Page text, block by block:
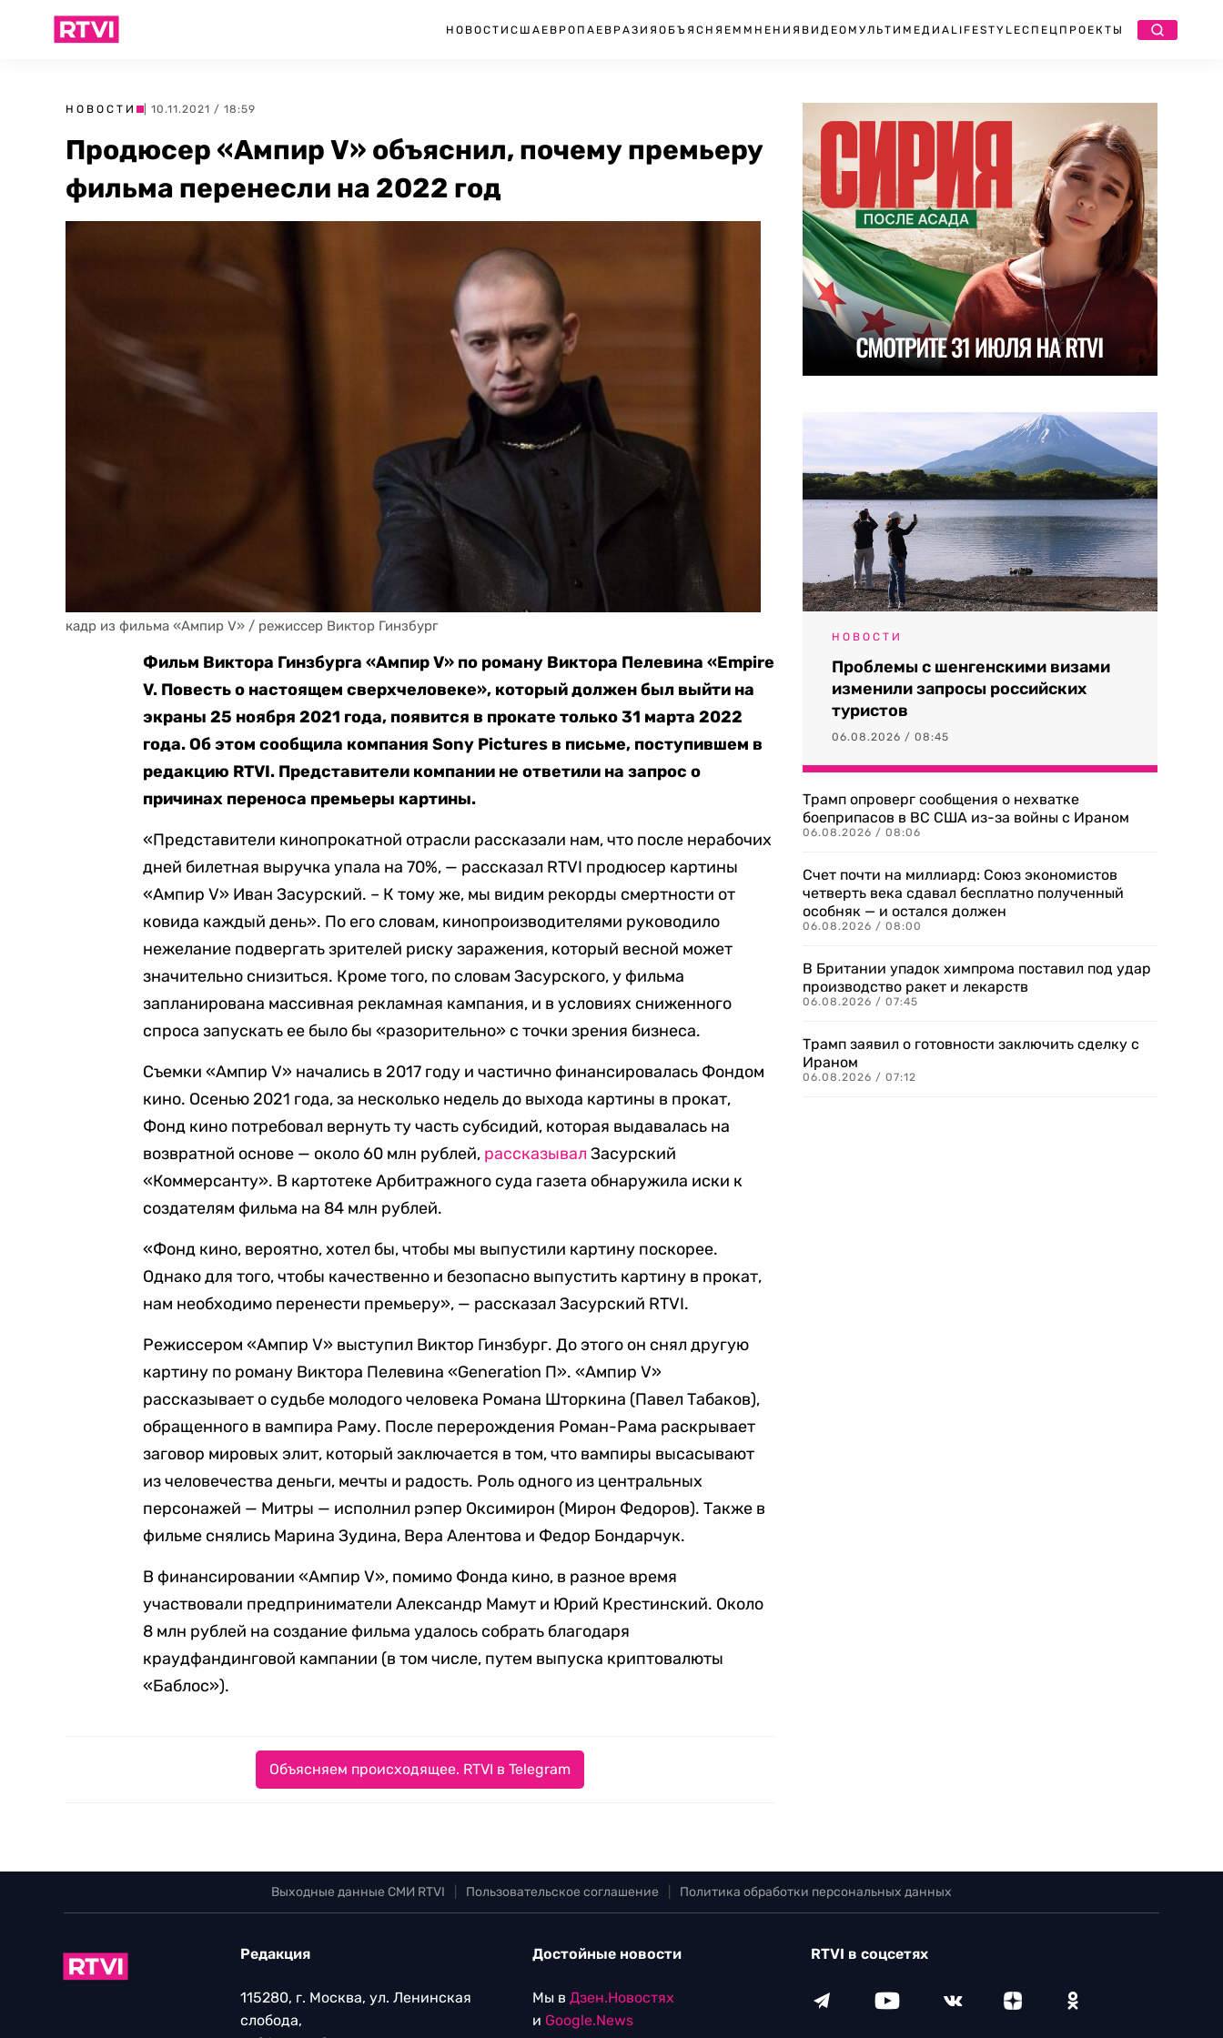
НОВОСТИ США ЕВРОПА ЕВРАЗИЯ ОБЪЯСНЯЕМ МНЕНИЯ ВИДЕО МУЛЬТИМЕДИА LIFESTYLEСПЕЦПРОЕКТЫ
НОВОСТИ | 10.11.2021 / 18:59
Продюсер «Ампир V» объяснил, почему премьеру
фильма перенесли на 2022 год
кадр из фильма «Ампир V» / режиссер Виктор Гинзбург
Фильм Виктора Гинзбурга «Ампир V» по роману Виктора Пелевина «Empire
V. Повесть о настоящем сверхчеловеке», который должен был выйти на
экраны 25 ноября 2021 года, появится в прокате только 31 марта 2022
года. Об этом сообщила компания Sony Pictures в письме, поступившем в
редакцию RTVI. Представители компании не ответили на запрос о
причинах переноса премьеры картины.
«Представители кинопрокатной отрасли рассказали нам, что после нерабочих
дней билетная выручка упала на 70%, — рассказал RTVI продюсер картины
«Ампир V» Иван Засурский. – К тому же, мы видим рекорды смертности от
ковида каждый день». По его словам, кинопроизводителями руководило
нежелание подвергать зрителей риску заражения, который весной может
значительно снизиться. Кроме того, по словам Засурского, у фильма
запланирована массивная рекламная кампания, и в условиях сниженного
спроса запускать ее было бы «разорительно» с точки зрения бизнеса.
Съемки «Ампир V» начались в 2017 году и частично финансировалась Фондом
кино. Осенью 2021 года, за несколько недель до выхода картины в прокат,
Фонд кино потребовал вернуть ту часть субсидий, которая выдавалась на
возвратной основе — около 60 млн рублей, рассказывал Засурский
«Коммерсанту». В картотеке Арбитражного суда газета обнаружила иски к
создателям фильма на 84 млн рублей.
«Фонд кино, вероятно, хотел бы, чтобы мы выпустили картину поскорее.
Однако для того, чтобы качественно и безопасно выпустить картину в прокат,
нам необходимо перенести премьеру», — рассказал Засурский RTVI.
Режиссером «Ампир V» выступил Виктор Гинзбург. До этого он снял другую
картину по роману Виктора Пелевина «Generation П». «Ампир V»
рассказывает о судьбе молодого человека Романа Шторкина (Павел Табаков),
обращенного в вампира Раму. После перерождения Роман-Рама раскрывает
заговор мировых элит, который заключается в том, что вампиры высасывают
из человечества деньги, мечты и радость. Роль одного из центральных
персонажей — Митры — исполнил рэпер Оксимирон (Мирон Федоров). Также в
фильме снялись Марина Зудина, Вера Алентова и Федор Бондарчук.
В финансировании «Ампир V», помимо Фонда кино, в разное время
участвовали предприниматели Александр Мамут и Юрий Крестинский. Около
8 млн рублей на создание фильма удалось собрать благодаря
краудфандинговой кампании (в том числе, путем выпуска криптовалюты
«Баблос»).
Объясняем происходящее. RTVI в Telegram
НОВОСТИ
Проблемы с шенгенскими визами
изменили запросы российских
туристов
06.08.2026 / 08:45
Трамп опроверг сообщения о нехватке
боеприпасов в ВС США из-за войны с Ираном
06.08.2026 / 08:06
Счет почти на миллиард: Союз экономистов
четверть века сдавал бесплатно полученный
особняк — и остался должен
06.08.2026 / 08:00
В Британии упадок химпрома поставил под удар
производство ракет и лекарств
06.08.2026 / 07:45
Трамп заявил о готовности заключить сделку с
Ираном
06.08.2026 / 07:12
Выходные данные СМИ RTVI Пользовательское соглашение Политика обработки персональных данных
Редакция
115280, г. Москва, ул. Ленинская
слобода,
Достойные новости
Мы в Дзен.Новостях
и Google.News
RTVI в соцсетях